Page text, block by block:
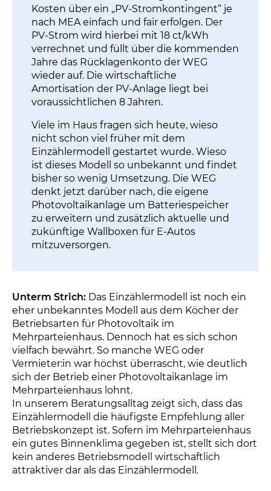
Kosten über ein „PV-Stromkontingent“ je
nach MEA einfach und fair erfolgen. Der
PV-Strom wird hierbei mit 18 ct/kWh
verrechnet und füllt über die kommenden
Jahre das Rücklagenkonto der WEG
wieder auf. Die wirtschaftliche
Amortisation der PV-Anlage liegt bei
voraussichtlichen 8 Jahren.
Viele im Haus fragen sich heute, wieso
nicht schon viel früher mit dem
Einzählermodell gestartet wurde. Wieso
ist dieses Modell so unbekannt und findet
bisher so wenig Umsetzung. Die WEG
denkt jetzt darüber nach, die eigene
Photovoltaikanlage um Batteriespeicher
zu erweitern und zusätzlich aktuelle und
zukünftige Wallboxen für E-Autos
mitzuversorgen.
Unterm Strich: Das Einzählermodell ist noch ein
eher unbekanntes Modell aus dem Köcher der
Betriebsarten für Photovoltaik im
Mehrparteienhaus. Dennoch hat es sich schon
vielfach bewährt. So manche WEG oder
Vermieter:in war höchst überrascht, wie deutlich
sich der Betrieb einer Photovoltaikanlage im
Mehrparteienhaus lohnt.
In unserem Beratungsalltag zeigt sich, dass das
Einzählermodell die häufigste Empfehlung aller
Betriebskonzept ist. Sofern im Mehrparteienhaus
ein gutes Binnenklima gegeben ist, stellt sich dort
kein anderes Betriebsmodell wirtschaftlich
attraktiver dar als das Einzählermodell.